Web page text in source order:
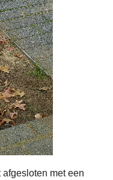
met een